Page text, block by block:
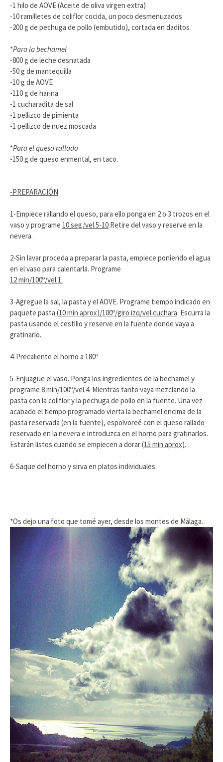
-1 hilo de AOVE (Aceite de oliva virgen extra)
-10 ramilletes de coliflor cocida, un poco desmenuzados
-200 g de pechuga de pollo (embutido), cortada en daditos
*Para la bechamel
-800 g de leche desnatada
-50 g de mantequilla
-10 g de AOVE
-110 g de harina
-1 cucharadita de sal
-1 pellizco de pimienta
-1 pellizco de nuez moscada
*Para el queso rallado
-150 g de queso enmental, en taco.
-PREPARACIÓN
1-Empiece rallando el queso, para ello ponga en 2 o 3 trozos en el
vaso y programe 10 seg/vel.5-10.Retire del vaso y reserve en la
nevera.
2-Sin lavar proceda a preparar la pasta, empiece poniendo el agua
en el vaso para calentarla. Programe
12 min/100º/vel.1.
3-Agregue la sal, la pasta y el AOVE. Programe tiempo indicado en
paquete pasta (10 min aprox)/100º/giro izq/vel.cuchara. Escurra la
pasta usando el cestillo y reserve en la fuente donde vaya a
gratinarlo.
4-Precaliente el horno a 180º
5-Enjuague el vaso. Ponga los ingredientes de la bechamel y
programe 8 min/100º/vel.4. Mientras tanto vaya mezclando la
pasta con la coliflor y la pechuga de pollo en la fuente. Una vez
acabado el tiempo programado vierta la bechamel encima de la
pasta reservada (en la fuente), espolvoreé con el queso rallado
reservado en la nevera e introduzca en el horno para gratinarlos.
Estarán listos cuando se empiecen a dorar(15 min aprox).
6-Saque del horno y sirva en platos individuales.
*Os dejo una foto que tomé ayer, desde los montes de Málaga.